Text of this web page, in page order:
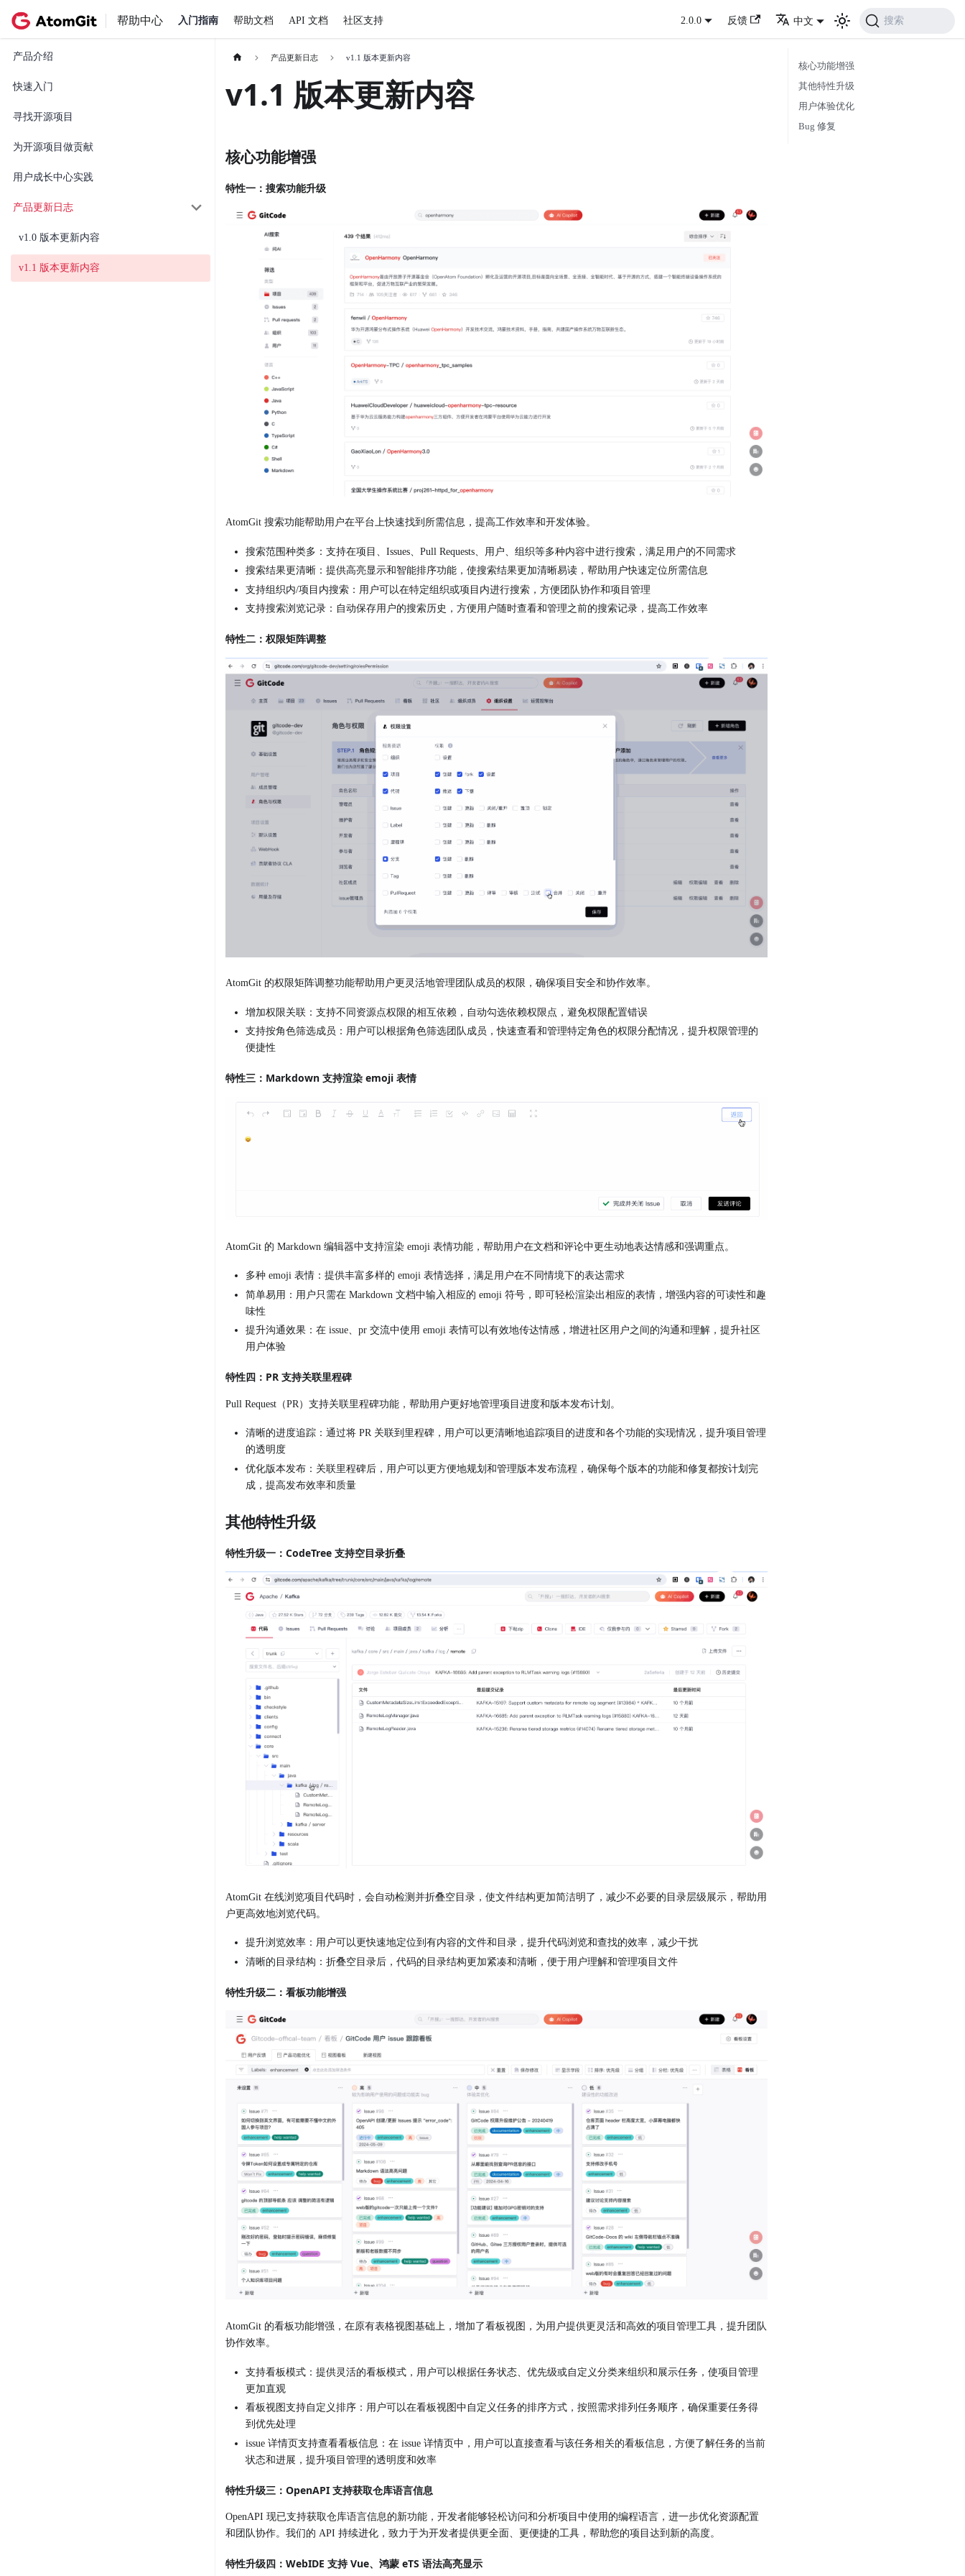
帮助中心 入门指南 帮助文档 API 文档 社区支持 2.0.0 反馈 中文 搜索
产品介绍
快速入门
寻找开源项目
为开源项目做贡献
用户成长中心实践
产品更新日志
v1.0 版本更新内容
v1.1 版本更新内容
产品更新日志 v1.1 版本更新内容
v1.1 版本更新内容
核心功能增强
特性一：搜索功能升级
AtomGit 搜索功能帮助用户在平台上快速找到所需信息，提高工作效率和开发体验。
搜索范围种类多：支持在项目、Issues、Pull Requests、用户、组织等多种内容中进行搜索，满足用户的不同需求
搜索结果更清晰：提供高亮显示和智能排序功能，使搜索结果更加清晰易读，帮助用户快速定位所需信息
支持组织内/项目内搜索：用户可以在特定组织或项目内进行搜索，方便团队协作和项目管理
支持搜索浏览记录：自动保存用户的搜索历史，方便用户随时查看和管理之前的搜索记录，提高工作效率
特性二：权限矩阵调整
AtomGit 的权限矩阵调整功能帮助用户更灵活地管理团队成员的权限，确保项目安全和协作效率。
增加权限关联：支持不同资源点权限的相互依赖，自动勾选依赖权限点，避免权限配置错误
支持按角色筛选成员：用户可以根据角色筛选团队成员，快速查看和管理特定角色的权限分配情况，提升权限管理的
便捷性
特性三：Markdown 支持渲染 emoji 表情
AtomGit 的 Markdown 编辑器中支持渲染 emoji 表情功能，帮助用户在文档和评论中更生动地表达情感和强调重点。
多种 emoji 表情：提供丰富多样的 emoji 表情选择，满足用户在不同情境下的表达需求
简单易用：用户只需在 Markdown 文档中输入相应的 emoji 符号，即可轻松渲染出相应的表情，增强内容的可读性和趣
味性
提升沟通效果：在 issue、pr 交流中使用 emoji 表情可以有效地传达情感，增进社区用户之间的沟通和理解，提升社区
用户体验
特性四：PR 支持关联里程碑
Pull Request（PR）支持关联里程碑功能，帮助用户更好地管理项目进度和版本发布计划。
清晰的进度追踪：通过将 PR 关联到里程碑，用户可以更清晰地追踪项目的进度和各个功能的实现情况，提升项目管理
的透明度
优化版本发布：关联里程碑后，用户可以更方便地规划和管理版本发布流程，确保每个版本的功能和修复都按计划完
成，提高发布效率和质量
其他特性升级
特性升级一：CodeTree 支持空目录折叠
AtomGit 在线浏览项目代码时，会自动检测并折叠空目录，使文件结构更加简洁明了，减少不必要的目录层级展示，帮助用
户更高效地浏览代码。
提升浏览效率：用户可以更快速地定位到有内容的文件和目录，提升代码浏览和查找的效率，减少干扰
清晰的目录结构：折叠空目录后，代码的目录结构更加紧凑和清晰，便于用户理解和管理项目文件
特性升级二：看板功能增强
AtomGit 的看板功能增强，在原有表格视图基础上，增加了看板视图，为用户提供更灵活和高效的项目管理工具，提升团队
协作效率。
支持看板模式：提供灵活的看板模式，用户可以根据任务状态、优先级或自定义分类来组织和展示任务，使项目管理
更加直观
看板视图支持自定义排序：用户可以在看板视图中自定义任务的排序方式，按照需求排列任务顺序，确保重要任务得
到优先处理
issue 详情页支持查看看板信息：在 issue 详情页中，用户可以直接查看与该任务相关的看板信息，方便了解任务的当前
状态和进展，提升项目管理的透明度和效率
特性升级三：OpenAPI 支持获取仓库语言信息
OpenAPI 现已支持获取仓库语言信息的新功能，开发者能够轻松访问和分析项目中使用的编程语言，进一步优化资源配置
和团队协作。我们的 API 持续进化，致力于为开发者提供更全面、更便捷的工具，帮助您的项目达到新的高度。
特性升级四：WebIDE 支持 Vue、鸿蒙 eTS 语法高亮显示
核心功能增强
其他特性升级
用户体验优化
Bug 修复